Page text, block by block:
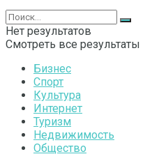
Нет результатов
Смотреть все результаты
Бизнес
Спорт
Культура
Интернет
Туризм
Недвижимость
Общество